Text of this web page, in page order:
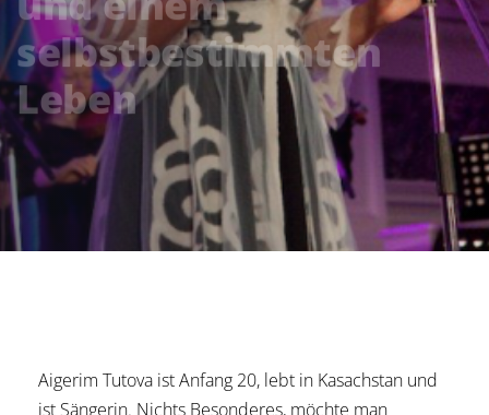
selbstbestimmten
Leben
Aigerim Tutova ist Anfang 20, lebt in Kasachstan und
ist Sängerin. Nichts Besonderes, möchte man